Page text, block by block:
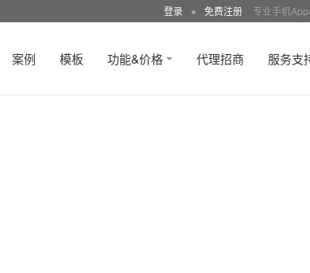
登录 ● 免费注册 专业手机
案例 模板 功能&价格 代理招商 服务支